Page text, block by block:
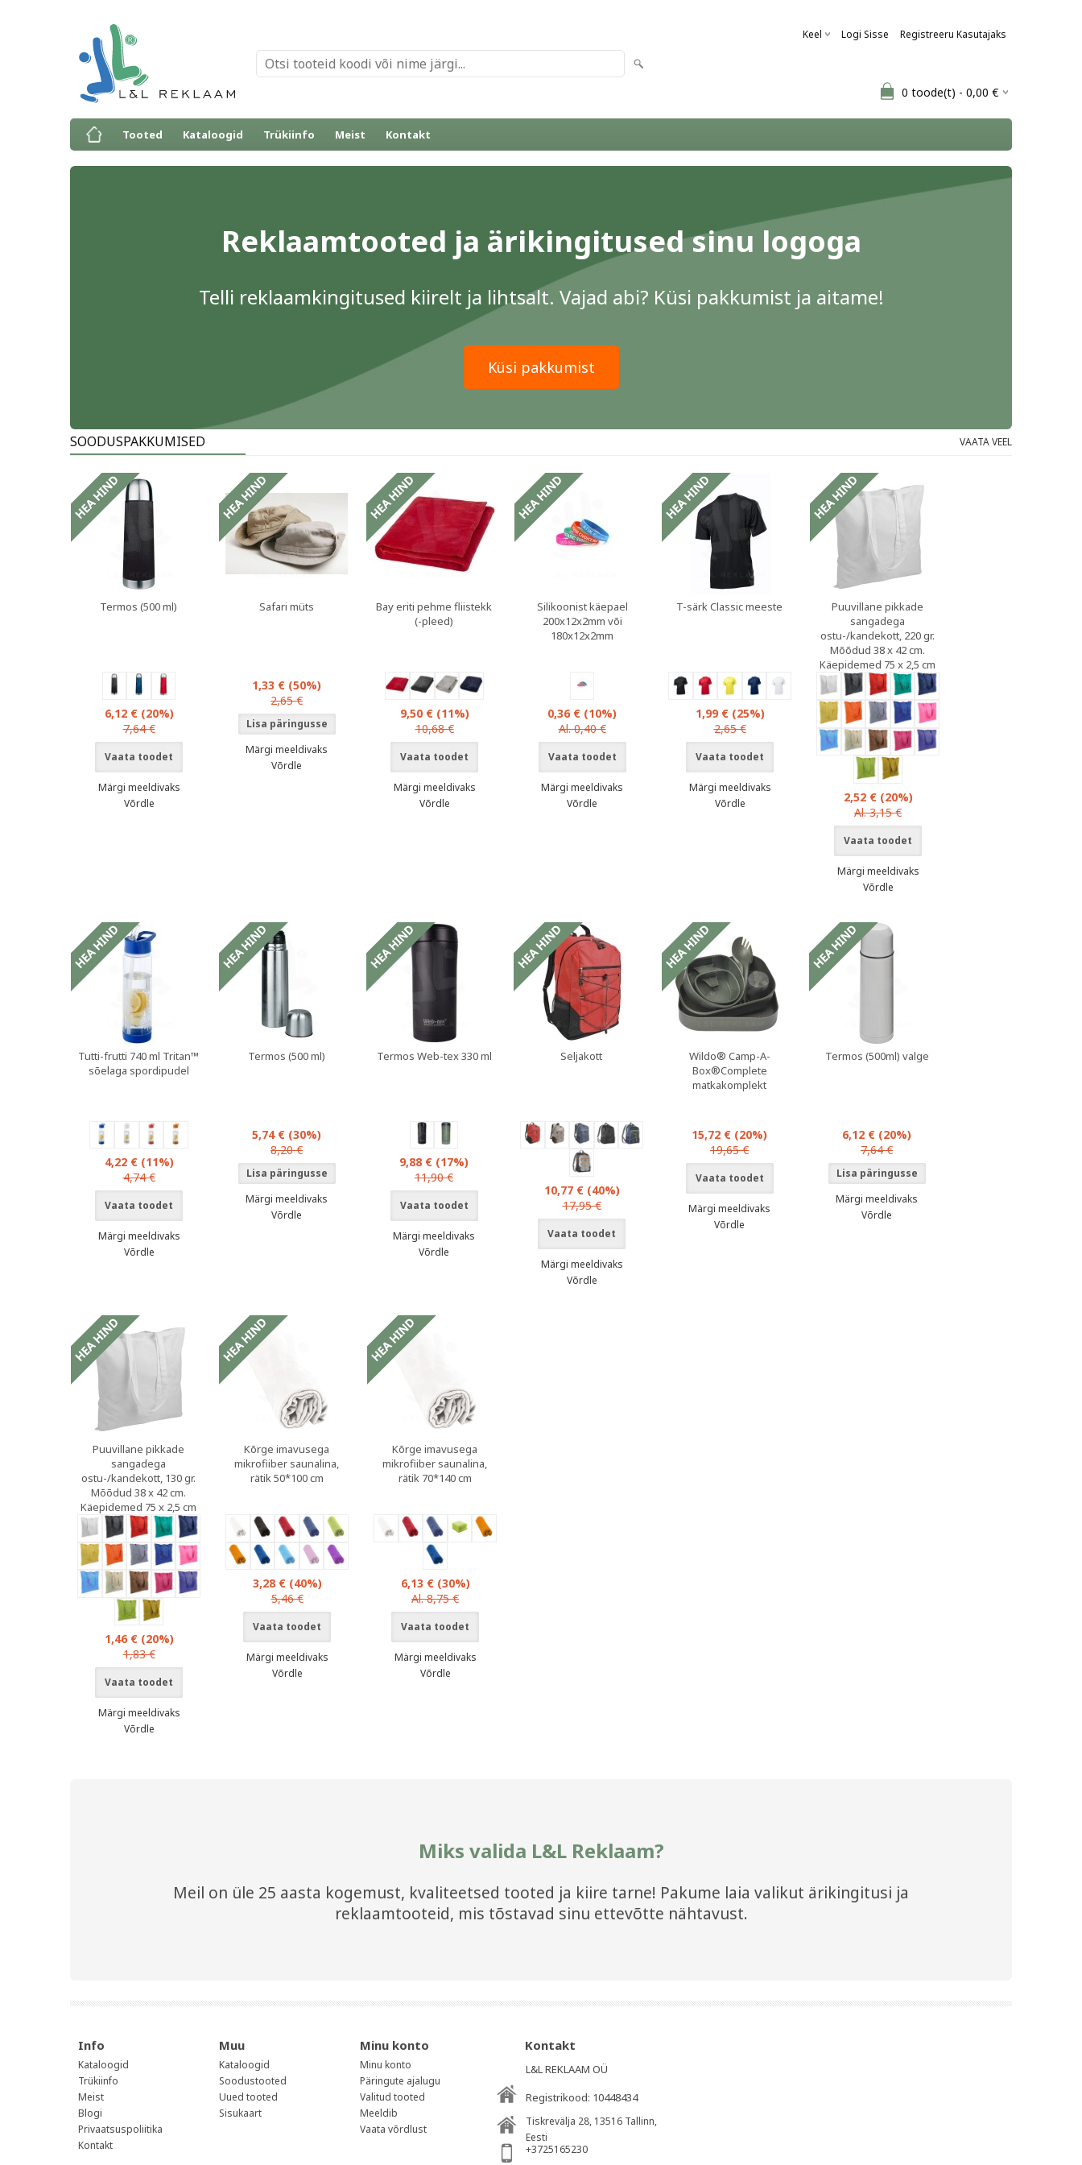
Keel Logi Sisse Registreeru Kasutajaks
0 toode(t) - 0,00 €
Tooted Kataloogid Trükiinfo Meist Kontakt
Reklaamtooted ja ärikingitused sinu logoga
Telli reklaamkingitused kiirelt ja lihtsalt. Vajad abi? Küsi pakkumist ja aitame!
Küsi pakkumist
SOODUSPAKKUMISED VAATA VEEL
Termos (500 ml)
6,12 € (20%)
7,64 €
Vaata toodet
Märgi meeldivaks
Võrdle
Safari müts
1,33 € (50%)
2,65 €
Märgi meeldivaks
Võrdle
Bay eriti pehme fliistekk
(-pleed)
9,50 € (11%)
10,68 €
Vaata toodet
Märgi meeldivaks
Võrdle
Sooduspakkumised
Silikoonist käepael
200x12x2mm või
180x12x2mm
0,36 € (10%)
Al. 0,40 €
Vaata toodet
Märgi meeldivaks
Võrdle
Sooduspakkumised
T-särk Classic meeste
1,99 € (25%)
2,65 €
Vaata toodet
Märgi meeldivaks
Võrdle
Sooduspakkumised
Puuvillane pikkade
sangadega
ostu-/kandekott, 220 gr.
Mõõdud 38 x 42 cm.
Käepidemed 75 x 2,5 cm
2,52 € (20%)
Al. 3,15 €
Vaata toodet
Märgi meeldivaks
Võrdle
Tutti-frutti 740 ml Tritan™
sõelaga spordipudel
4,22 € (11%)
4,74 €
Vaata toodet
Märgi meeldivaks
Võrdle
Termos (500 ml)
5,74 € (30%)
8,20 €
Märgi meeldivaks
Võrdle
Termos Web-tex 330 ml
9,88 € (17%)
11,90 €
Vaata toodet
Märgi meeldivaks
Võrdle
Sooduspakkumised
Seljakott
10,77 € (40%)
17,95 €
Vaata toodet
Märgi meeldivaks
Võrdle
Sooduspakkumised
Wildo® Camp-A-
Box®Complete
matkakomplekt
15,72 € (20%)
19,65 €
Vaata toodet
Märgi meeldivaks
Võrdle
Sooduspakkumised
Termos (500ml) valge
6,12 € (20%)
7,64 €
Märgi meeldivaks
Võrdle
Puuvillane pikkade
sangadega
ostu-/kandekott, 130 gr.
Mõõdud 38 x 42 cm.
Käepidemed 75 x 2,5 cm
1,46 € (20%)
1,83 €
Vaata toodet
Märgi meeldivaks
Võrdle
Kõrge imavusega
mikrofiiber saunalina,
rätik 50*100 cm
3,28 € (40%)
5,46 €
Vaata toodet
Märgi meeldivaks
Võrdle
Kõrge imavusega
mikrofiiber saunalina,
rätik 70*140 cm
6,13 € (30%)
Al. 8,75 €
Vaata toodet
Märgi meeldivaks
Võrdle
Miks valida L&L Reklaam?
Meil on üle 25 aasta kogemust, kvaliteetsed tooted ja kiire tarne! Pakume laia valikut ärikingitusi ja
reklaamtooteid, mis tõstavad sinu ettevõtte nähtavust.
Info
Kataloogid
Trükiinfo
Meist
Blogi
Privaatsuspoliitika
Kontakt
Muu
Kataloogid
Soodustooted
Uued tooted
Sisukaart
Minu konto
Minu konto
Päringute ajalugu
Valitud tooted
Meeldib
Vaata võrdlust
Kontakt
L&L REKLAAM OÜ
Registrikood: 10448434
Tiskrevälja 28, 13516 Tallinn,
Eesti
+3725165230